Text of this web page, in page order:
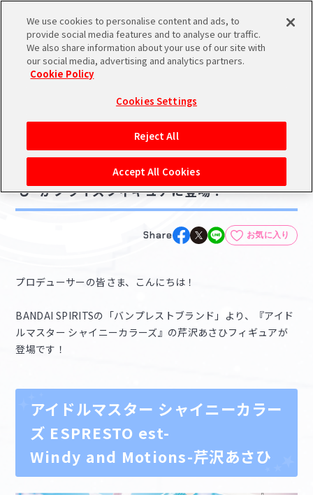
スケジュール 検索
バンダイナムコIDで
アイドルマスター ポータルへの登録について
シリアルコード・
あいことば
活動履歴
Pレポ
マイデスク設定変更
ニュース
グッズ
2022.04.20
【シャニマス】 [空と青とアイツ]の”芹沢あさ
ひ”がプライズフィギュアに登場！
Share お気に入り
プロデューサーの皆さま、こんにちは！
BANDAI SPIRITSの「バンプレストブランド」より、『アイド
ルマスター シャイニーカラーズ』の芹沢あさひフィギュアが
登場です！
アイドルマスター シャイニーカラー
ズ ESPRESTO est-
Windy and Motions-芹沢あさひ
We use cookies to personalise content and ads, to
provide social media features and to analyse our traffic.
We also share information about your use of our site with
our social media, advertising and analytics partners.
Cookie Policy
Cookies Settings
Reject All
Accept All Cookies